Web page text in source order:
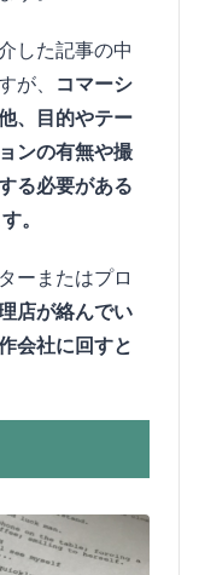
した記事の中
が、 コマーシ
、目的やテー
ンの有無や撮
る必要がある
。
ーまたはプロ
店が絡んでい
会社に回すと